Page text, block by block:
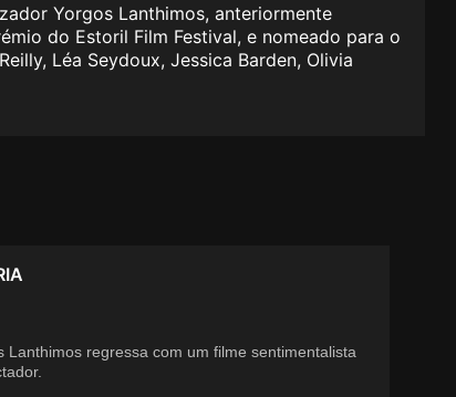
Yorgos Lanthimos, anteriormente
do Estoril Film Festival, e nomeado para o
Léa Seydoux, Jessica Barden, Olivia
Lanthimos regressa com um filme sentimentalista